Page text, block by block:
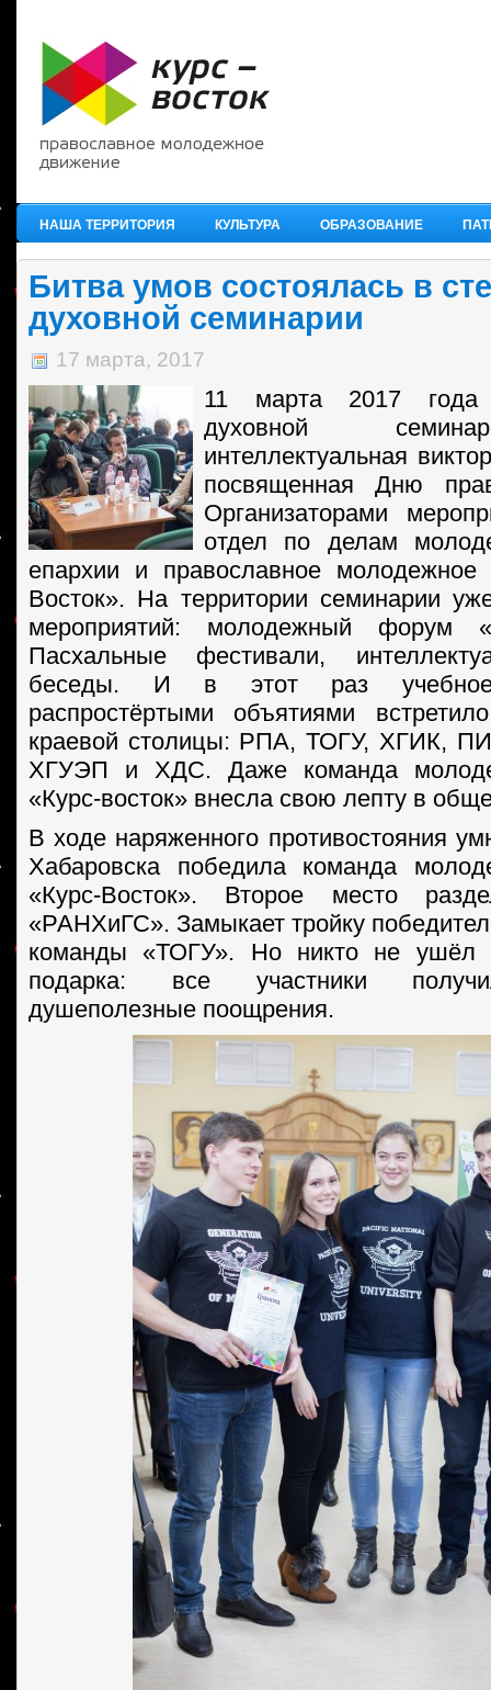
НАША ТЕРРИТОРИЯ КУЛЬТУРА ОБРАЗОВАНИЕ
Битва умов состоялась в
духовной семинарии
17 марта, 2017
11 марта 2017 года
духовной
интеллектуальная
посвященная Дню
Организаторами
отдел по делам
епархии и православное молодежное
Восток». На территории семинарии
мероприятий: молодежный форум
Пасхальные фестивали,
беседы. И в этот раз
распростёртыми объятиями
краевой столицы: РПА, ТОГУ, ХГИК,
ХГУЭП и ХДС. Даже команда
«Курс-восток» внесла свою лепту в
В ходе наряженного противостояния
Хабаровска победила команда
«Курс-Восток». Второе место
«РАНХиГС». Замыкает тройку
команды «ТОГУ». Но никто не ушёл
подарка: все участники
душеполезные поощрения.